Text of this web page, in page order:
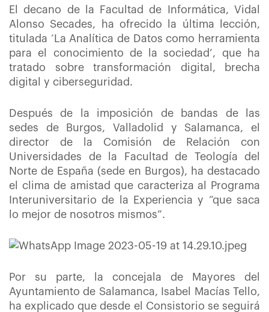
El decano de la Facultad de Informática, Vidal
Alonso Secades, ha ofrecido la última lección,
titulada ‘La Analítica de Datos como herramienta
para el conocimiento de la sociedad’, que ha
tratado sobre transformación digital, brecha
digital y ciberseguridad.
Después de la imposición de bandas de las
sedes de Burgos, Valladolid y Salamanca, el
director de la Comisión de Relación con
Universidades de la Facultad de Teología del
Norte de España (sede en Burgos), ha destacado
el clima de amistad que caracteriza al Programa
Interuniversitario de la Experiencia y “que saca
lo mejor de nosotros mismos”.
Por su parte, la concejala de Mayores del
Ayuntamiento de Salamanca, Isabel Macías Tello,
ha explicado que desde el Consistorio se seguirá